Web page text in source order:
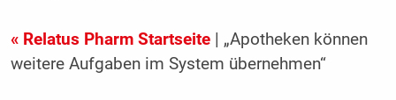
« Relatus Pharm Startseite| „Apotheken können
weitere Aufgaben im System übernehmen“